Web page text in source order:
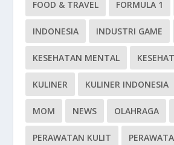
FOOD & TRAVEL FORMULA 1
INDONESIA INDUSTRI GAME
KESEHATAN MENTAL
KULINER KULINER INDONESIA
MOM NEWS OLAHRAGA
PERAWATAN KULIT